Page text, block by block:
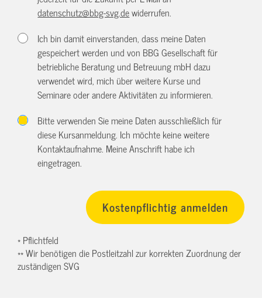
datenschutz@bbg-svg.dewiderrufen.
Ich bin damit einverstanden, dass meine Daten
gespeichert werden und von BBG Gesellschaft für
betriebliche Beratung und Betreuung mbH dazu
verwendet wird, mich über weitere Kurse und
Seminare oder andere Aktivitäten zu informieren.
Bitte verwenden Sie meine Daten ausschließlich für
diese Kursanmeldung. Ich möchte keine weitere
Kontaktaufnahme. Meine Anschrift habe ich
eingetragen.
* Pflichtfeld
** Wir benötigen die Postleitzahl zur korrekten Zuordnung der
zuständigen SVG